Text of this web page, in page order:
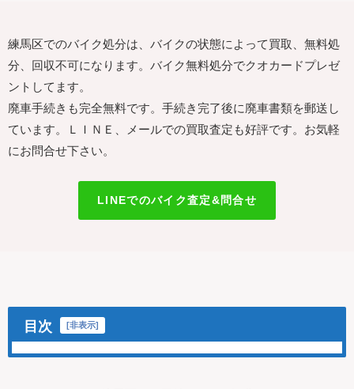
練馬区でのバイク処分は、バイクの状態によって買取、無料処
分、回収不可になります。バイク無料処分でクオカードプレゼ
ントしてます。
廃車手続きも完全無料です。手続き完了後に廃車書類を郵送し
ています。ＬＩＮＥ、メールでの買取査定も好評です。お気軽
にお問合せ下さい。
LINEでのバイク査定&問合せ
目次 [非表示]